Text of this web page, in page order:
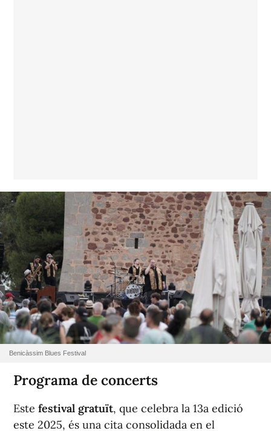
Benicàssim Blues Festival
Programa de concerts
Este festival gratuït, que celebra la 13a edició
este 2025, és una cita consolidada en el